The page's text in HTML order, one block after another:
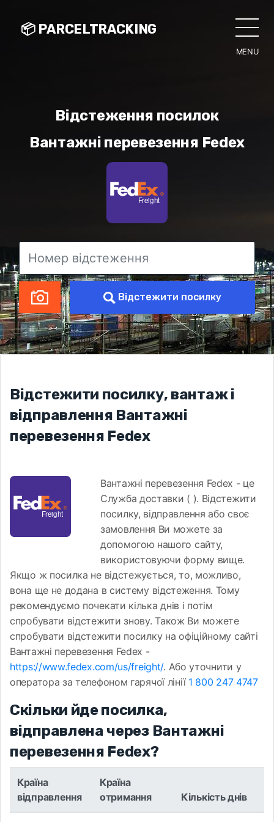
MENU
📦 PARCELTRACKING
Відстеження посилок
Вантажні перевезення Fedex
Відстежити посилку
Відстежити посилку, вантаж і
відправлення Вантажні
перевезення Fedex
Вантажні перевезення Fedex - це
Служба доставки ( ). Відстежити
посилку, відправлення або своє
замовлення Ви можете за
допомогою нашого сайту,
використовуючи форму вище.
Якщо ж посилка не відстежується, то, можливо,
вона ще не додана в систему відстеження. Тому
рекомендуємо почекати кілька днів і потім
спробувати відстежити знову. Також Ви можете
спробувати відстежити посилку на офіційному сайті
Вантажні перевезення Fedex -
https://www.fedex.com/us/freight/. Або уточнити у
оператора за телефоном гарячої лінії 1 800 247 4747
Скільки йде посилка,
відправлена ​​через Вантажні
перевезення Fedex?
Країна
відправлення
Країна
отримання
Кількість днів